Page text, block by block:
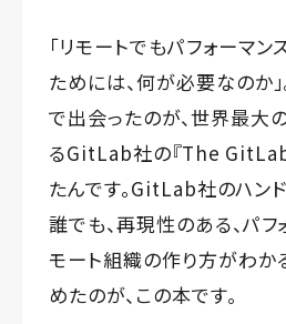
「リモートでもパフォーマ
ためには、何が必要なのか
で出会ったのが、世界最大
るGitLab社の『The
たんです。GitLab社のハン
誰でも、再現性のある、パ
モート組織の作り方がわか
めたのが、この本です。